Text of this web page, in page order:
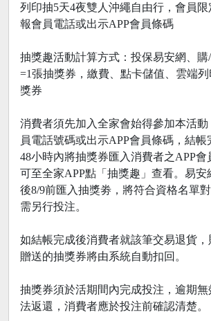
列印抽5天4夜雙人沖繩自由行，會員
報會員電話或出示APP會員條碼
抽獎趣活動計算方式：投保易安網、購
=1張抽獎券，繳費、點卡儲值、雲端
獎券
消費者須先加入全家會始得參加本活
員電話號碼或出示APP會員條碼，結
48小時內將抽獎券匯入消費者之APP
可至全家APP點「抽獎趣」查看。易安
後8/9前匯入抽獎劵，將符合資格名單
需另行投注。
如結帳完成後消費者就該筆交易退貨
贈送的抽獎券將由系統自動扣回。
抽獎券須於活期間內完成投注，逾期
法返還，消費者應於投注前確認清楚。